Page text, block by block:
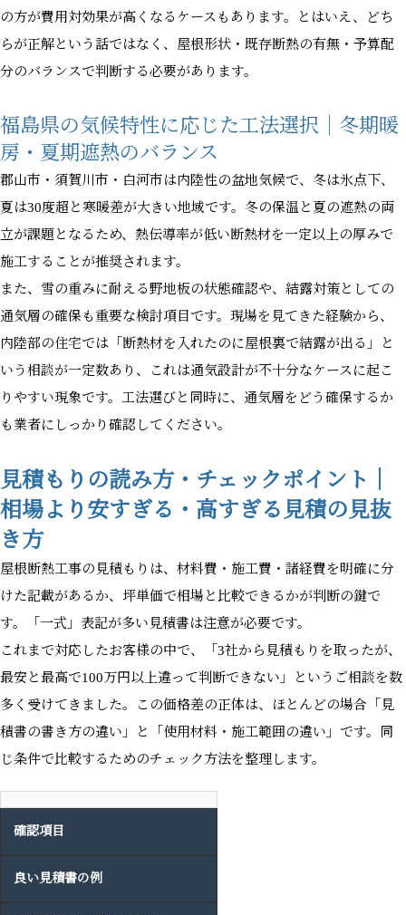
の方が費用対効果が高くなるケースもあります。とはいえ、どち
らが正解という話ではなく、屋根形状・既存断熱の有無・予算配
分のバランスで判断する必要があります。
福島県の気候特性に応じた工法選択｜冬期暖
房・夏期遮熱のバランス
郡山市・須賀川市・白河市は内陸性の盆地気候で、冬は氷点下、
夏は30度超と寒暖差が大きい地域です。冬の保温と夏の遮熱の両
立が課題となるため、熱伝導率が低い断熱材を一定以上の厚みで
施工することが推奨されます。
また、雪の重みに耐える野地板の状態確認や、結露対策としての
通気層の確保も重要な検討項目です。現場を見てきた経験から、
内陸部の住宅では「断熱材を入れたのに屋根裏で結露が出る」と
いう相談が一定数あり、これは通気設計が不十分なケースに起こ
りやすい現象です。工法選びと同時に、通気層をどう確保するか
も業者にしっかり確認してください。
見積もりの読み方・チェックポイント｜
相場より安すぎる・高すぎる見積の見抜
き方
屋根断熱工事の見積もりは、材料費・施工費・諸経費を明確に分
けた記載があるか、坪単価で相場と比較できるかが判断の鍵で
す。「一式」表記が多い見積書は注意が必要です。
これまで対応したお客様の中で、「3社から見積もりを取ったが、
最安と最高で100万円以上違って判断できない」というご相談を数
多く受けてきました。この価格差の正体は、ほとんどの場合「見
積書の書き方の違い」と「使用材料・施工範囲の違い」です。同
じ条件で比較するためのチェック方法を整理します。
確認項目
良い見積書の例